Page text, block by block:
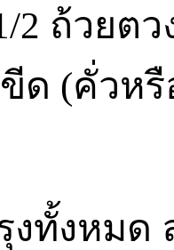
2 ถ้วยตว
ขีด (คั่วห
งทั้งหมด